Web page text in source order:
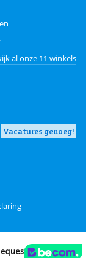
al onze 11 winkels
Vacatures genoeg!